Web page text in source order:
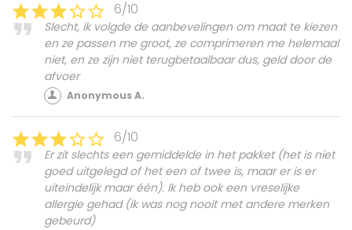
6/10
Slecht, ik volgde de aanbevelingen om maat te kiezen
en ze passen me groot, ze comprimeren me helemaal
niet, en ze zijn niet terugbetaalbaar dus, geld door de
afvoer
Anonymous A.
6/10
Er zit slechts een gemiddelde in het pakket (het is niet
goed uitgelegd of het een of twee is, maar er is er
uiteindelijk maar één). Ik heb ook een vreselijke
allergie gehad (ik was nog nooit met andere merken
gebeurd)